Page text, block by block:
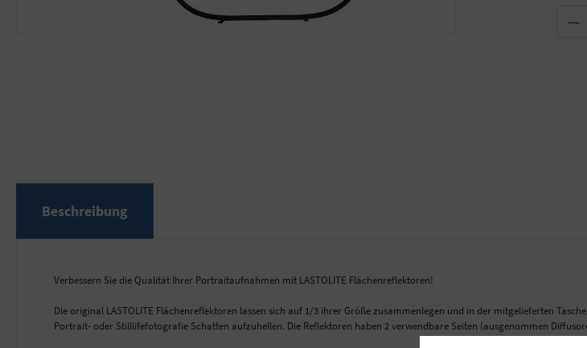
Beschreibung
Verbessern Sie die Qualität Ihrer Portraitaufnahmen mit LASTOLITE Flächenreflektoren!
Die original LASTOLITE Flächenreflektoren lassen sich auf 1/3 ihrer Größe zusammenlegen und in der mitgelieferten
Portrait- oder Stilllifefotografie Schatten aufzuhellen. Die Reflektoren haben 2 verwendbare Seiten (ausgenommen